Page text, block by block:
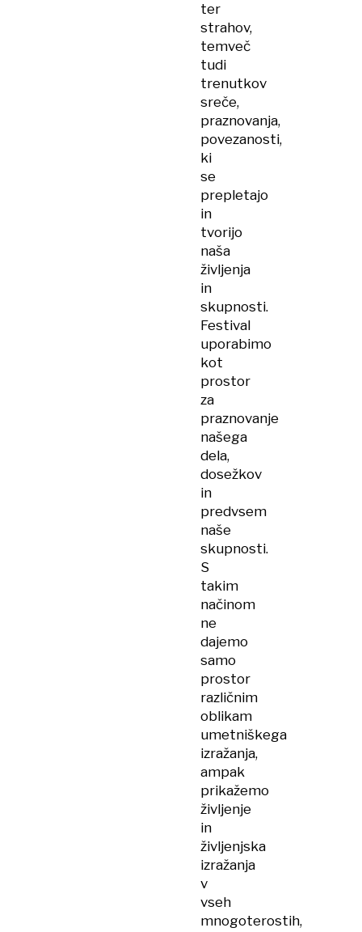
ter
strahov,
temveč
tudi
trenutkov
sreče,
praznovanja,
povezanosti,
ki
se
prepletajo
in
tvorijo
naša
življenja
in
skupnosti.
Festival
uporabimo
kot
prostor
za
praznovanje
našega
dela,
dosežkov
in
predvsem
naše
skupnosti.
S
takim
načinom
ne
dajemo
samo
prostor
različnim
oblikam
umetniškega
izražanja,
ampak
prikažemo
življenje
in
življenjska
izražanja
v
vseh
mnogoterostih,